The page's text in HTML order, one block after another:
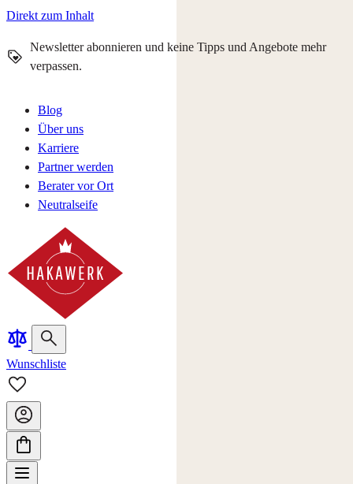
Direkt zum Inhalt
Newsletter abonnieren und keine Tipps und Angebote mehr
verpassen.
Blog
Über uns
Karriere
Partner werden
Berater vor Ort
Neutralseife
Wunschliste